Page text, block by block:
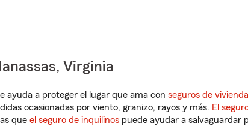
Virginia
ayuda a proteger el lugar que ama con seguros de
ocasionadas por viento, granizo, rayos y más. El
que el seguro de inquilinos puede ayudar a salvaguardar